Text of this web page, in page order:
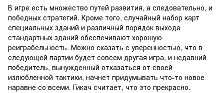
В игре есть множество путей развития, а следовательно, и
победных стратегий. Кроме того, случайный набор карт
специальных зданий и различный порядок выхода
стандартных зданий обеспечивают хорошую
реиграбельность. Можно сказать с уверенностью, что в
следующей партии будет совсем другая игра, и недавний
победитель, вынужденный отказаться от своей
излюбленной тактики, начнет придумывать что-то новое
наравне со всеми. Гикач считает, что это прекрасно.